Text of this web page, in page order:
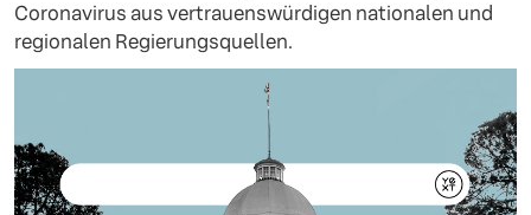
Coronavirus aus vertrauenswürdigen nationalen und
regionalen Regierungsquellen.